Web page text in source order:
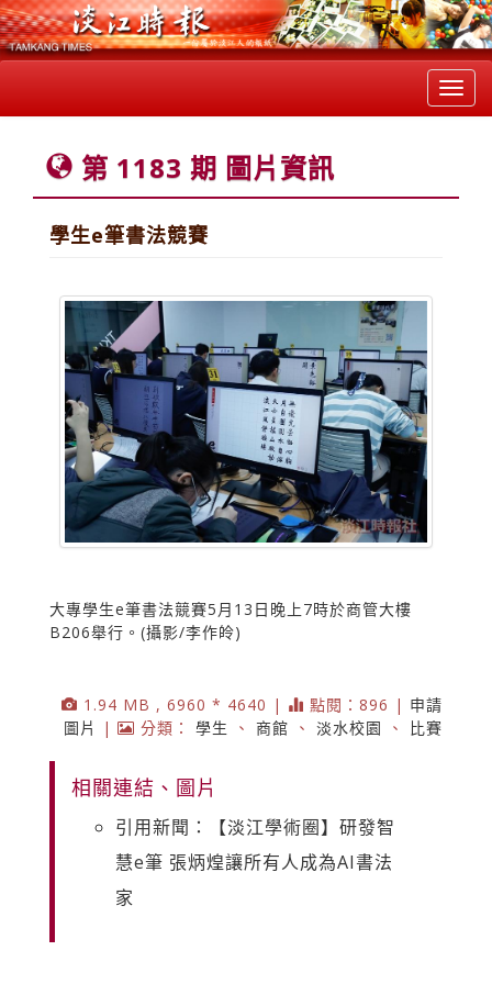
第 1183 期 圖片資訊
學生e筆書法競賽
大專學生e筆書法競賽5月13日晚上7時於商管大樓
B206舉行。(攝影/李作皊)
1.94 MB , 6960 * 4640 | 點閱：896 | 申請
圖片
| 分類： 學生 、 商館 、 淡水校園 、 比賽
相關連結、圖片
引用新聞：【淡江學術圈】研發智
慧e筆 張炳煌讓所有人成為AI書法
家